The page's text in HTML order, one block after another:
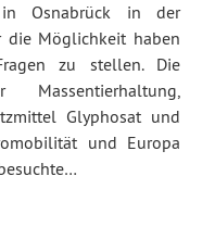
Osnabrück in der
die Möglichkeit haben
zu stellen. Die
Glyphosat und
und Europa